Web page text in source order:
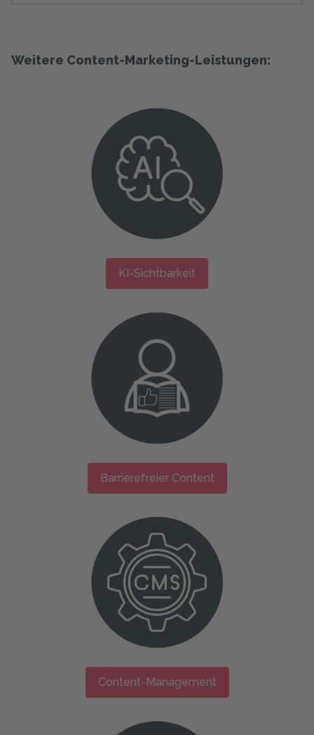
Weitere Content-Marketing-Leistungen:
KI-Sichtbarkeit
Barrierefreier Content
Content-Management